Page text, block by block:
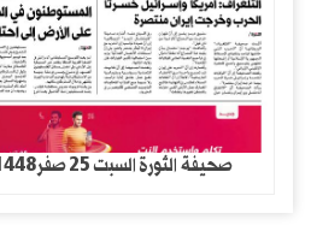
صحيفة الثورة السبت 25 صفر1448 – 8 اغسطس 2026